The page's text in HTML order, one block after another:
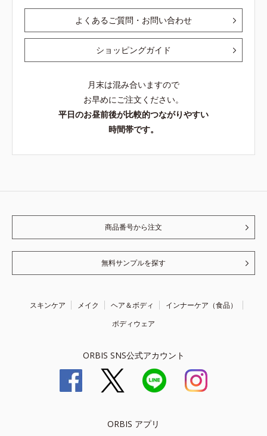
よくあるご質問・お問い合わせ
ショッピングガイド
月末は混み合いますので
お早めにご注文ください。
平日のお昼前後が比較的つながりやすい
時間帯です。
商品番号から注文
無料サンプルを探す
スキンケア メイク ヘア＆ボディ
インナーケア（食品）
ボディウェア
ORBIS SNS公式アカウント
ORBIS アプリ